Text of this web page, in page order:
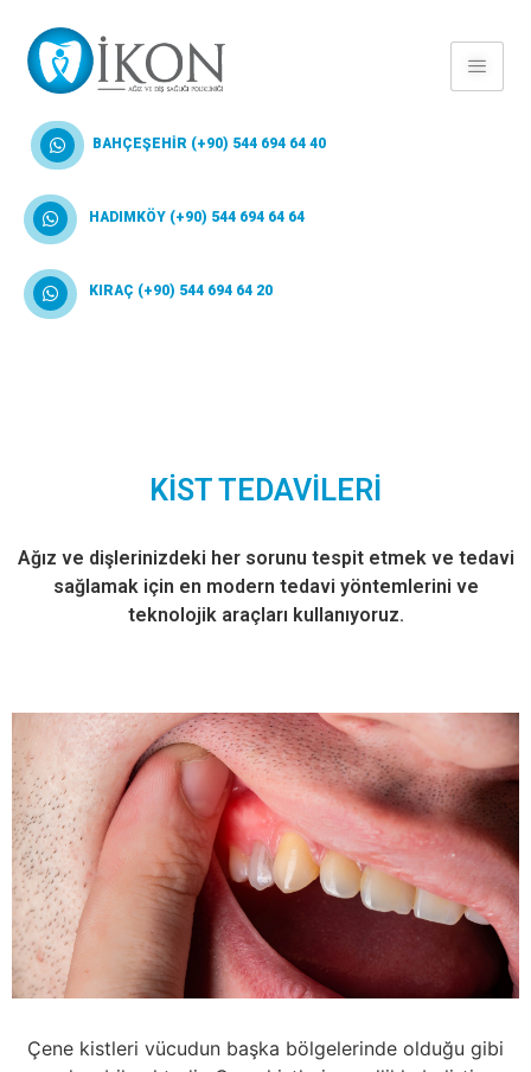
BAHÇEŞEHİR (+90) 544 694 64 40
HADIMKÖY (+90) 544 694 64 64
KIRAÇ (+90) 544 694 64 20
KİST TEDAVİLERİ
Ağız ve dişlerinizdeki her sorunu tespit etmek ve tedavi
sağlamak için en modern tedavi yöntemlerini ve
teknolojik araçları kullanıyoruz.
Çene kistleri vücudun başka bölgelerinde olduğu gibi